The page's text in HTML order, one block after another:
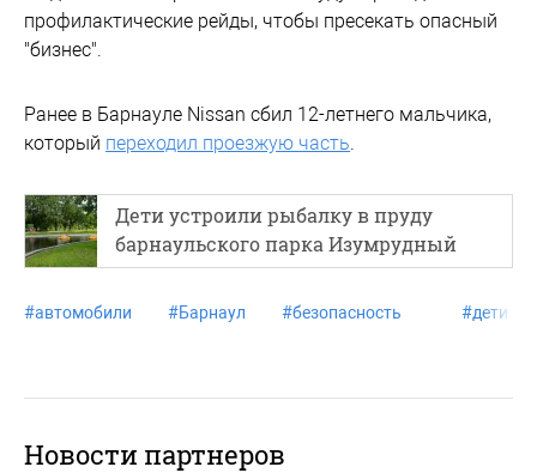
профилактические рейды, чтобы пресекать опасный
"бизнес".
Ранее в Барнауле Nissan сбил 12-летнего мальчика,
который переходил проезжую часть
Дети устроили рыбалку в пруду
барнаульского парка Изумрудный
#автомобили #Барнаул #безопасность #дети
Новости партнеров